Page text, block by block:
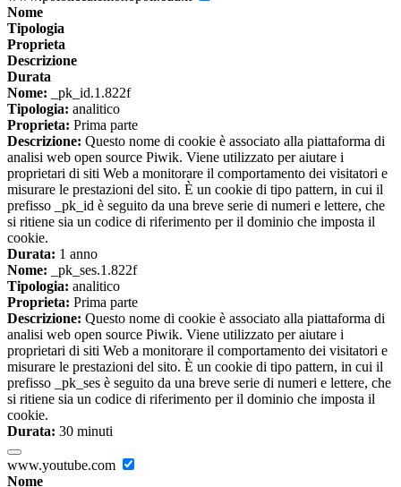
Nome
Tipologia
Proprieta
Descrizione
Durata
Nome: _pk_id.1.822f
Tipologia: analitico
Proprieta: Prima parte
Descrizione: Questo nome di cookie è associato alla piattaforma di
analisi web open source Piwik. Viene utilizzato per aiutare i
proprietari di siti Web a monitorare il comportamento dei visitatori e
misurare le prestazioni del sito. È un cookie di tipo pattern, in cui il
prefisso _pk_id è seguito da una breve serie di numeri e lettere, che
si ritiene sia un codice di riferimento per il dominio che imposta il
cookie.
Durata: 1 anno
Nome: _pk_ses.1.822f
Tipologia: analitico
Proprieta: Prima parte
Descrizione: Questo nome di cookie è associato alla piattaforma di
analisi web open source Piwik. Viene utilizzato per aiutare i
proprietari di siti Web a monitorare il comportamento dei visitatori e
misurare le prestazioni del sito. È un cookie di tipo pattern, in cui il
prefisso _pk_ses è seguito da una breve serie di numeri e lettere, che
si ritiene sia un codice di riferimento per il dominio che imposta il
cookie.
Durata: 30 minuti
www.youtube.com
Nome